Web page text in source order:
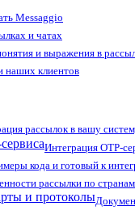
Messaggio
и чатах
и выражения в
наших клиентов
рассылок в вашу
Интеграция OTP-
кода и готовый к
рассылки по странам
и протоколы